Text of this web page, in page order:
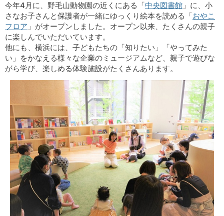
今年4月に、野毛山動物園の近くにある「中央図書館 」に、小
さなお子さんと保護者が一緒にゆっくり絵本を読める「おやこ
フロア 」がオープンしました。オープン以来、たくさんの親子
に楽しんでいただいています。
他にも、横浜には、子どもたちの「知りたい」「やってみた
い」をかなえる様々な企業のミュージアムなど、親子で遊びな
がら学び、楽しめる体験施設がたくさんあります。